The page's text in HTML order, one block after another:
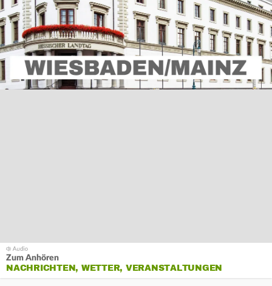
Zum Anhören
NACHRICHTEN, WETTER, VERANSTALTUNGEN